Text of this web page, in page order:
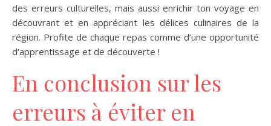
des erreurs culturelles, mais aussi enrichir ton voyage en
découvrant et en appréciant les délices culinaires de la
région. Profite de chaque repas comme d’une opportunité
d’apprentissage et de découverte !
En conclusion sur les
erreurs à éviter en